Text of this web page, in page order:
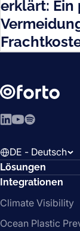
erklärt: Ein
LinkedIn
YouTube
Spotify
DE - Deutsch
Lösungen
Integrationen
Climate Visibility
Ocean Plastic